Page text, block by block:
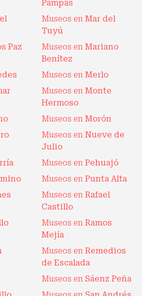
Pampas
Museos en Mar del
Tuyú
Paz Museos en Mariano
Benítez
Museos en Merlo
Museos en Monte
Hermoso
Museos en Morón
Museos en Nueve de
Julio
Museos en Pehuajó
Museos en Punta Alta
Museos en Rafael
Castillo
Museos en Ramos
Mejía
Museos en Remedios
de Escalada
Museos en Sáenz Peña